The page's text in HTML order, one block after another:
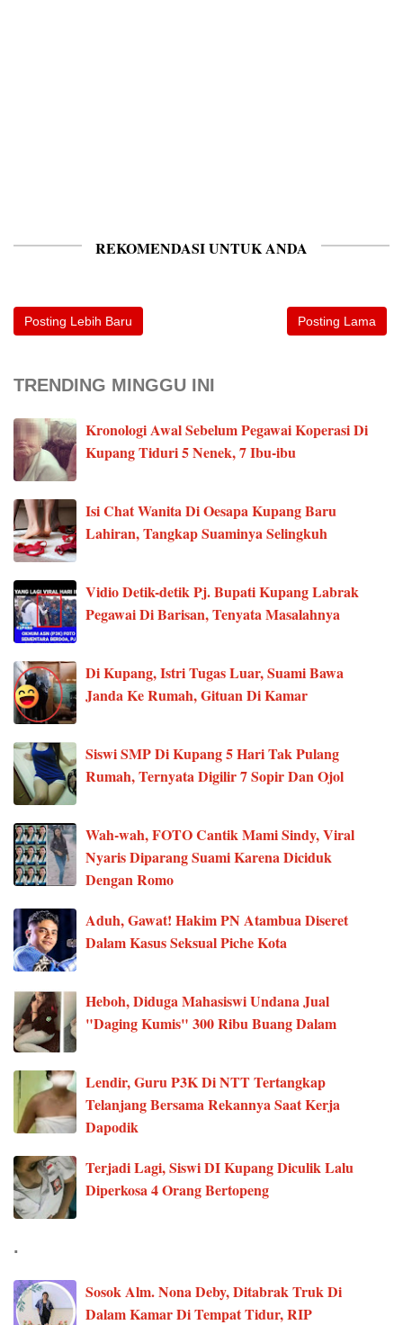
REKOMENDASI UNTUK ANDA
Posting Lebih Baru Posting Lama
TRENDING MINGGU INI
Kronologi Awal Sebelum Pegawai Koperasi Di
Kupang Tiduri 5 Nenek, 7 Ibu-ibu
Isi Chat Wanita Di Oesapa Kupang Baru
Lahiran, Tangkap Suaminya Selingkuh
Vidio Detik-detik Pj. Bupati Kupang Labrak
Pegawai Di Barisan, Tenyata Masalahnya
Di Kupang, Istri Tugas Luar, Suami Bawa
Janda Ke Rumah, Gituan Di Kamar
Siswi SMP Di Kupang 5 Hari Tak Pulang
Rumah, Ternyata Digilir 7 Sopir Dan Ojol
Wah-wah, FOTO Cantik Mami Sindy, Viral
Nyaris Diparang Suami Karena Diciduk
Dengan Romo
Aduh, Gawat! Hakim PN Atambua Diseret
Dalam Kasus Seksual Piche Kota
Heboh, Diduga Mahasiswi Undana Jual
"Daging Kumis" 300 Ribu Buang Dalam
Lendir, Guru P3K Di NTT Tertangkap
Telanjang Bersama Rekannya Saat Kerja
Dapodik
Terjadi Lagi, Siswi DI Kupang Diculik Lalu
Diperkosa 4 Orang Bertopeng
.
Sosok Alm. Nona Deby, Ditabrak Truk Di
Dalam Kamar Di Tempat Tidur, RIP